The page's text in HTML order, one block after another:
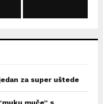
za super uštede